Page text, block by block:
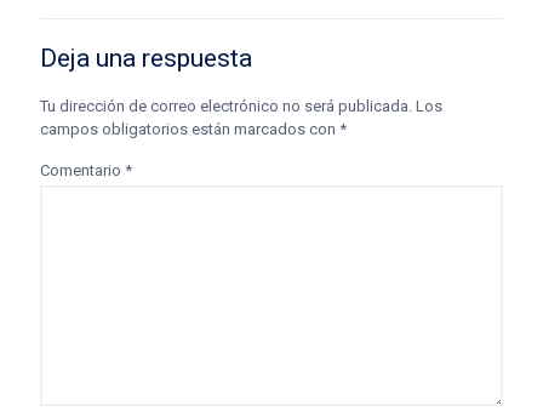
Deja una respuesta
Tu dirección de correo electrónico no será publicada. Los
campos obligatorios están marcados con *
Comentario *